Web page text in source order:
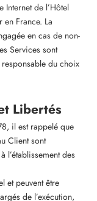
Internet de l’Hôtel
France. La
en cas de non-
Services sont
du choix
Libertés
il est rappelé que
Client sont
l’établissement des
et peuvent être
de l’exécution,